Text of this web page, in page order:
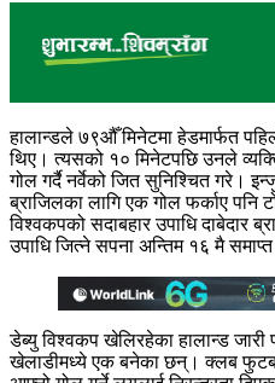
हालान्डले ७९औँ मिनेटमा हेडमार्फत
थिए। त्यसको १० मिनेटपछि उनले
गोल गर्दै नर्वेको जित सुनिश्चित गरे।
ब्राजिलका लागि एक गोल फर्काए पनि
विश्वकपको सदाबहार उपाधि दाबेदार
उपाधि जित्ने सपना अन्तिम १६ मै समाप्त
डेब्यु विश्वकप खेलिरहेका हालान्ड जारी
खेलाडीमध्ये एक बनेका छन्। क्लब